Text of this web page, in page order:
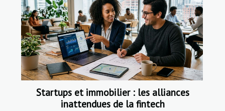
Startups et immobilier : les alliances
inattendues de la fintech